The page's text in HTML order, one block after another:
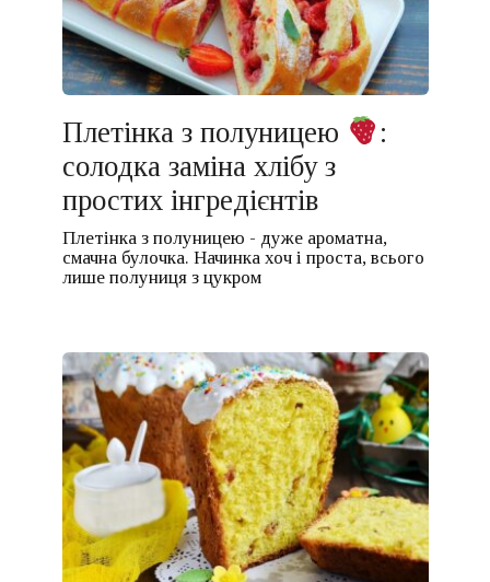
Плетінка з полуницею
:
солодка заміна хлібу з
простих інгредієнтів
Плетінка з полуницею - дуже ароматна,
смачна булочка. Начинка хоч і проста, всього
лише полуниця з цукром